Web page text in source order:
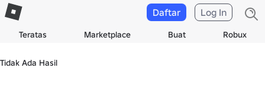
Teratas Marketplace Buat Robux
Daftar Log In
Tidak Ada Hasil